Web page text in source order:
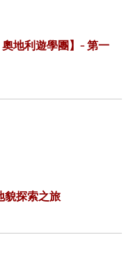
地利遊學團】- 第一
貌探索之旅